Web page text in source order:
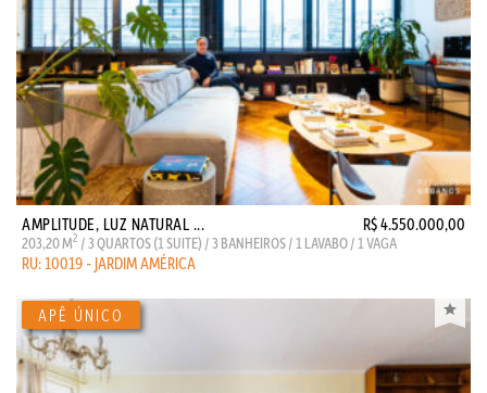
AMPLITUDE, LUZ NATURAL ... R$ 4.550.000,00
203,20 M2 / 3 QUARTOS (1 SUITE) / 3 BANHEIROS / 1 LAVABO / 1 VAGA
RU: 10019 - JARDIM AMÉRICA